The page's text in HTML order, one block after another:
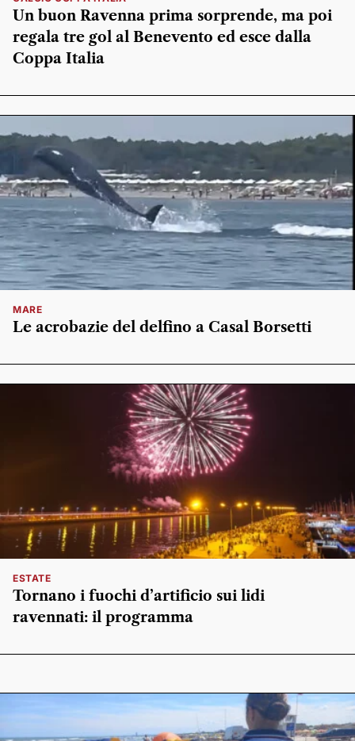
Un buon Ravenna prima sorprende, ma poi
regala tre gol al Benevento ed esce dalla
Coppa Italia
MARE
Le acrobazie del delfino a Casal Borsetti
ESTATE
Tornano i fuochi d’artificio sui lidi
ravennati: il programma